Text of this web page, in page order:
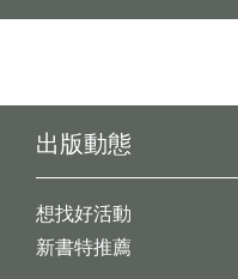
出版動態
想找好活動
新書特推薦